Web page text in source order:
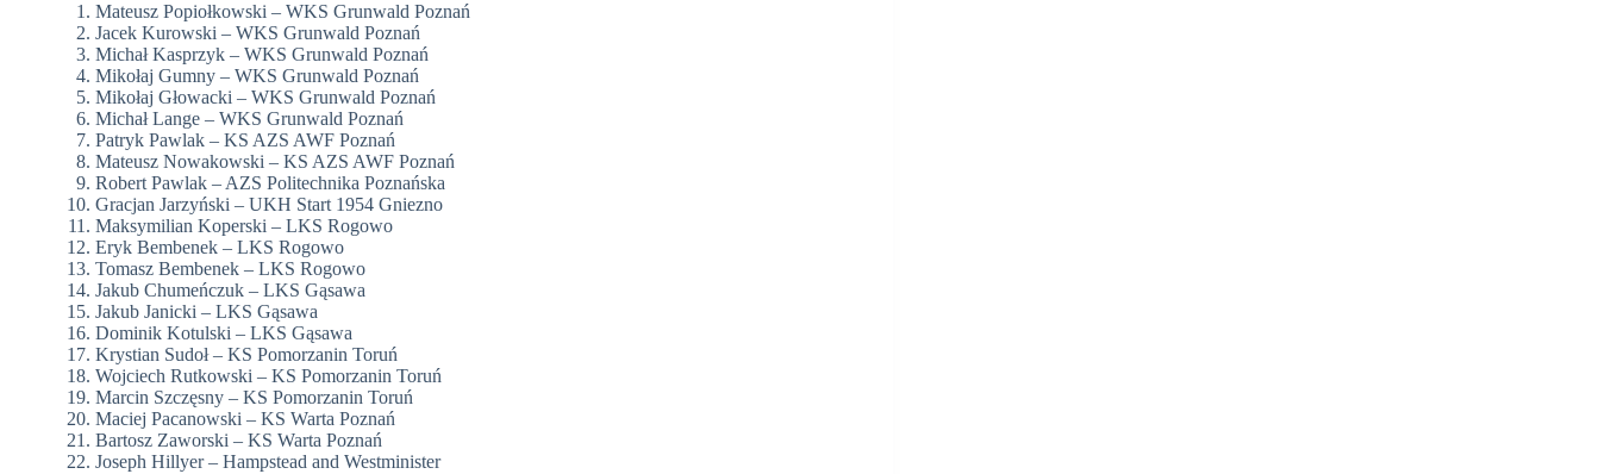
Mateusz Popiołkowski – WKS Grunwald Poznań
Jacek Kurowski – WKS Grunwald Poznań
Michał Kasprzyk – WKS Grunwald Poznań
Mikołaj Gumny – WKS Grunwald Poznań
Mikołaj Głowacki – WKS Grunwald Poznań
Michał Lange – WKS Grunwald Poznań
Patryk Pawlak – KS AZS AWF Poznań
Mateusz Nowakowski – KS AZS AWF Poznań
Robert Pawlak – AZS Politechnika Poznańska
Gracjan Jarzyński – UKH Start 1954 Gniezno
Maksymilian Koperski – LKS Rogowo
Eryk Bembenek – LKS Rogowo
Tomasz Bembenek – LKS Rogowo
Jakub Chumeńczuk – LKS Gąsawa
Jakub Janicki – LKS Gąsawa
Dominik Kotulski – LKS Gąsawa
Krystian Sudoł – KS Pomorzanin Toruń
Wojciech Rutkowski – KS Pomorzanin Toruń
Marcin Szczęsny – KS Pomorzanin Toruń
Maciej Pacanowski – KS Warta Poznań
Bartosz Zaworski – KS Warta Poznań
Joseph Hillyer – Hampstead and Westminister